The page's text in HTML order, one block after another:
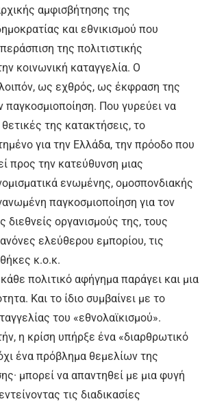
αμφισβήτησης της
και εθνικισμού που
της πολιτιστικής
κοινωνική καταγγελία. Ο
ως εχθρός, ως έκφραση της
παγκοσμιοποίηση. Που γυρεύει να
θετικές της κατακτήσεις, το
για την Ελλάδα, την πρόοδο που
προς την κατεύθυνση μιας
ενωμένης, ομοσπονδιακής
παγκοσμιοποίηση για τον
διεθνείς οργανισμούς της, τους
ελεύθερου εμπορίου, τις
κ.ο.κ.
πολιτικό αφήγημα παράγει και μια
Και το ίδιο συμβαίνει με το
του «εθνολαϊκισμού».
η κρίση υπήρξε ένα «διαρθρωτικό
ένα πρόβλημα θεμελίων της
μπορεί να απαντηθεί με μια φυγή
τις διαδικασίες